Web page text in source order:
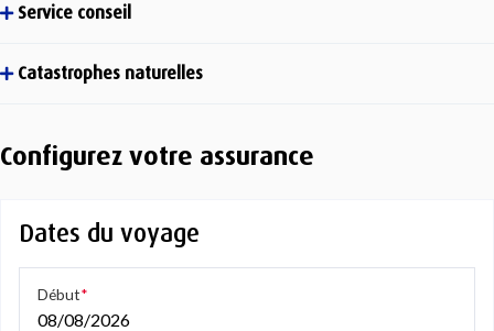
Service conseil
Catastrophes naturelles
Configurez votre assurance
Dates du voyage
08/08/2026
Début